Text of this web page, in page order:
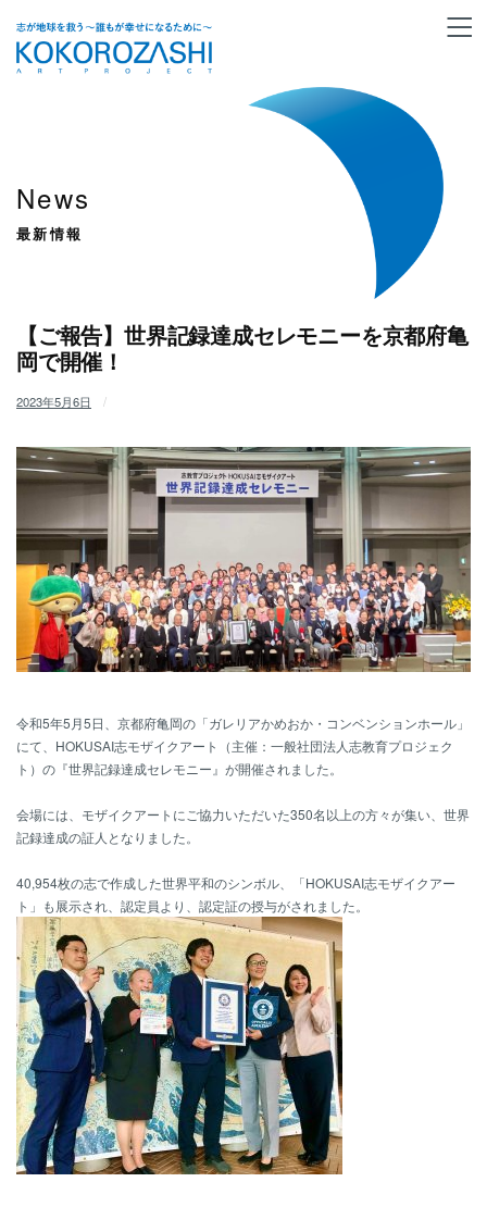
News
最新情報
【ご報告】世界記録達成セレモニーを京都府亀
岡で開催！
2023年5月6日 /
令和5年5月5日、京都府亀岡の「ガレリアかめおか・コンベンションホール」
にて、HOKUSAI志モザイクアート（主催：一般社団法人志教育プロジェク
ト）の『世界記録達成セレモニー』が開催されました。
会場には、モザイクアートにご協力いただいた350名以上の方々が集い、世界
記録達成の証人となりました。
40,954枚の志で作成した世界平和のシンボル、「HOKUSAI志モザイクアー
ト」も展示され、認定員より、認定証の授与がされました。